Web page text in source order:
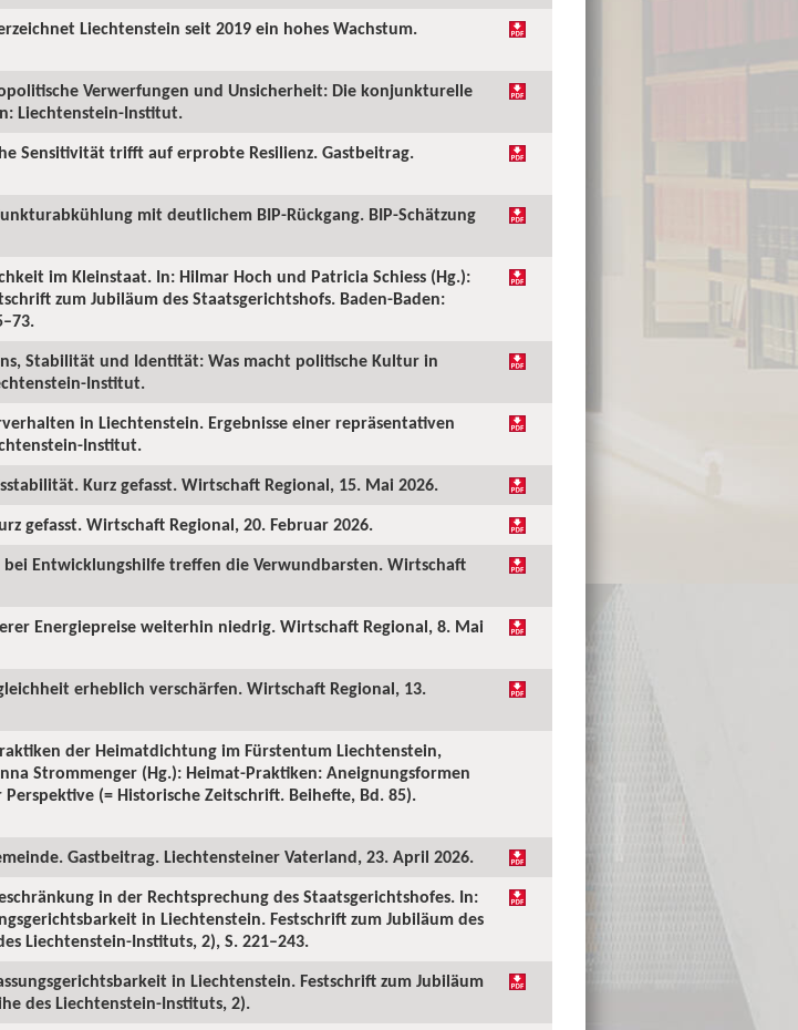
Liechtenstein seit 2019 ein hohes Wachstum.
Verwerfungen und Unsicherheit: Die konjunkturelle
Liechtenstein-Institut.
Sensitivität trifft auf erprobte Resilienz. Gastbeitrag.
mit deutlichem BIP-Rückgang. BIP-Schätzung
im Kleinstaat. In: Hilmar Hoch und Patricia Schiess (Hg.):
zum Jubiläum des Staatsgerichtshofs. Baden-Baden:
Stabilität und Identität: Was macht politische Kultur in
Institut.
in Liechtenstein. Ergebnisse einer repräsentativen
Institut.
Kurz gefasst. Wirtschaft Regional, 15. Mai 2026.
gefasst. Wirtschaft Regional, 20. Februar 2026.
Entwicklungshilfe treffen die Verwundbarsten. Wirtschaft
Energiepreise weiterhin niedrig. Wirtschaft Regional, 8. Mai
erheblich verschärfen. Wirtschaft Regional, 13.
der Heimatdichtung im Fürstentum Liechtenstein,
Strommenger (Hg.): Heimat-Praktiken: Aneignungsformen
(= Historische Zeitschrift. Beihefte, Bd. 85).
Gastbeitrag. Liechtensteiner Vaterland, 23. April 2026.
in der Rechtsprechung des Staatsgerichtshofes. In:
in Liechtenstein. Festschrift zum Jubiläum des
Liechtenstein-Instituts, 2), S. 221–243.
in Liechtenstein. Festschrift zum Jubiläum
des Liechtenstein-Instituts, 2).